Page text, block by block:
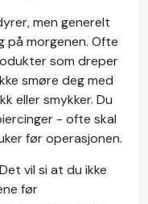
men generelt
på morgenen. Ofte
som dreper
smøre deg med
eller smykker. Du
- ofte skal
før operasjonen.
vil si at du ikke
før